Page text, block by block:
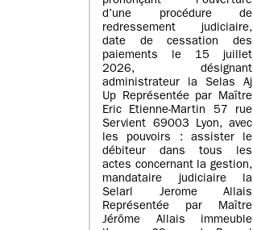
d’une procédure de
redressement judiciaire,
date de cessation des
paiements le 15 juillet
2026, désignant
administrateur la Selas Aj
Up Représentée par Maître
Eric Etienne-Martin 57 rue
Servient 69003 Lyon, avec
les pouvoirs : assister le
débiteur dans tous les
actes concernant la gestion,
mandataire judiciaire la
Selarl Jerome Allais
Représentée par Maître
Jérôme Allais immeuble